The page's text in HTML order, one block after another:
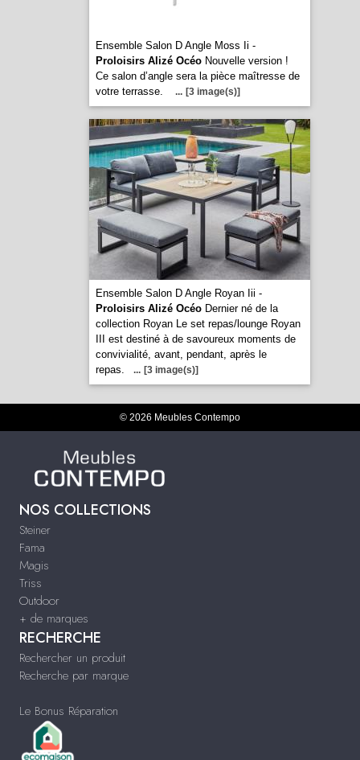
Ensemble Salon D Angle Moss Ii -
Proloisirs Alizé OcéoNouvelle version !
Ce salon d’angle sera la pièce maîtresse de
votre terrasse.
... [3 image(s)]
Ensemble Salon D Angle Royan Iii -
Proloisirs Alizé OcéoDernier né de la
collection Royan Le set repas/lounge Royan
III est destiné à de savoureux moments de
convivialité, avant, pendant, après le
repas.
... [3 image(s)]
© 2026 Meubles Contempo
NOS COLLECTIONS
Steiner
Fama
Magis
Triss
Outdoor
+ de marques
RECHERCHE
Rechercher un produit
Recherche par marque
Le Bonus Réparation